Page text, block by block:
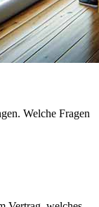
Welche Fragen